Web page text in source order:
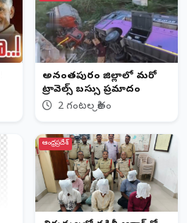
అనంతపురం జిల్లాలో మరో
ట్రావెల్స్‌ బస్సు ప్రమాదం
2 గంటల క్రితం
ఆంధ్రప్రదేశ్